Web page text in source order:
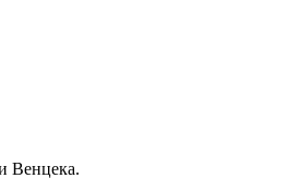
Венцека.